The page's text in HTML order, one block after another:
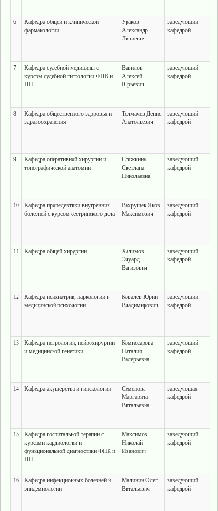
6
Кафедра общей и клинической
фармакологии
Ураков
Александр
Ливиевич
заведующий
кафедрой
7
Кафедра судебной медицины с
курсом судебной гистологии ФПК и
ПП
Вавилов
Алексей
Юрьевич
заведующий
кафедрой
8
Кафедра общественного здоровья и
здравоохранения
Толмачев Денис
Анатольевич
заведующий
кафедрой
9
Кафедра оперативной хирургии и
топографической анатомии
Стяжкина
Светлана
Николаевна
заведующий
кафедрой
10
Кафедра пропедевтики внутренних
болезней с курсом сестринского дела
Вахрушев Яков
Максимович
заведующий
кафедрой
11 Кафедра общей хирургии
Халимов
Эдуард
Вагизович
заведующий
кафедрой
12
Кафедра психиатрии, наркологии и
медицинской психологии
Ковалев Юрий
Владимирович
заведующий
кафедрой
13
Кафедра неврологии, нейрохирургии
и медицинской генетики
Комиссарова
Наталия
Валерьевна
заведующий
кафедрой
14 Кафедра акушерства и гинекологии
Семенова
Маргарита
Витальевна
заведующая
кафедрой
15
Кафедра госпитальной терапии с
курсами кардиологии и
функциональной диагностики ФПК и
ПП
Максимов
Николай
Иванович
заведующий
кафедрой
16
Кафедра инфекционных болезней и
эпидемиологии
Малинин Олег
Витальевич
заведующий
кафедрой